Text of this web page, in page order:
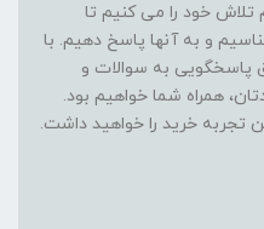
تلاش خود را می کنیم تا
و به آنها پاسخ دهیم. با
پاسخگویی به سوالات و
همراه شما خواهیم بود.